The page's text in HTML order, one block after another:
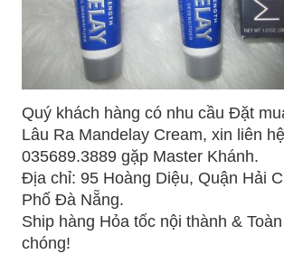
Quý khách hàng có nhu cầu Đặt
Lâu Ra Mandelay Cream, xin liên
035689.3889 gặp Master Khánh.
Địa chỉ: 95 Hoàng Diệu, Quận Hải
Phố Đà Nẵng.
Ship hàng Hỏa tốc nội thành &
chóng!